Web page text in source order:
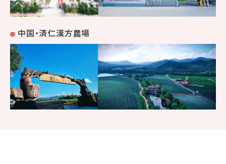
中国・済仁漢方農場